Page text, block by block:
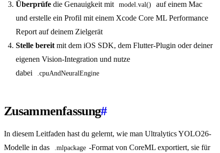
Überprüfe die Genauigkeit mit model.val()
auf einem Mac
und erstelle ein Profil mit einem Xcode Core ML Performance
Report auf deinem Zielgerät
Stelle bereit mit dem iOS SDK, dem Flutter-Plugin oder deiner
eigenen Vision-Integration und nutze
dabei
.cpuAndNeuralEngine
Zusammenfassung#
In diesem Leitfaden hast du gelernt, wie man Ultralytics YOLO26-
Modelle in das
.mlpackage -Format von CoreML exportiert, sie für